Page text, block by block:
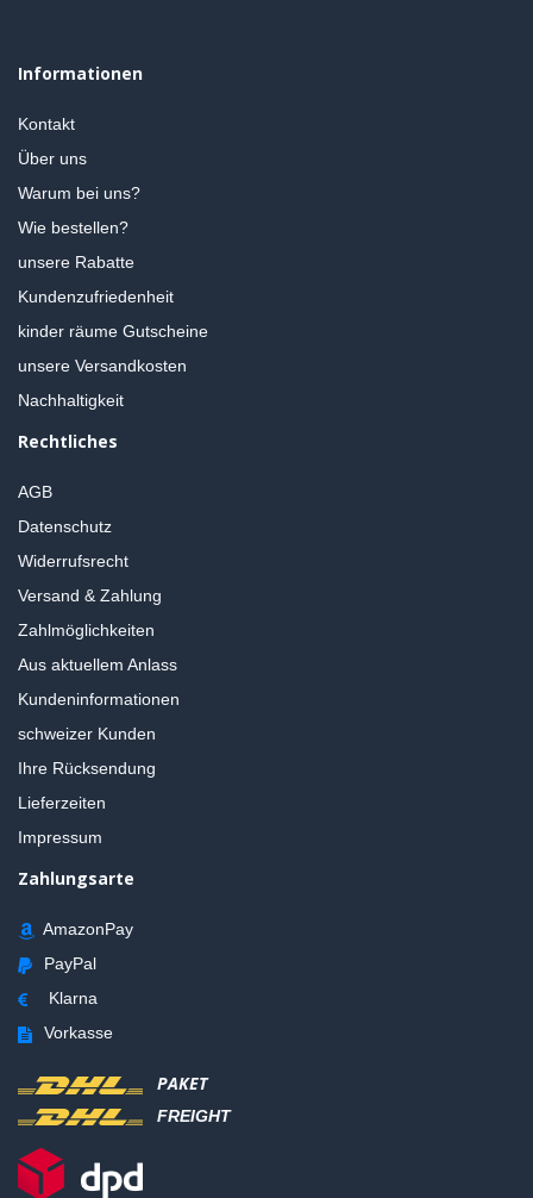
Informationen
Kontakt
Über uns
Warum bei uns?
Wie bestellen?
unsere Rabatte
Kundenzufriedenheit
kinder räume Gutscheine
unsere Versandkosten
Nachhaltigkeit
Rechtliches
AGB
Datenschutz
Widerrufsrecht
Versand & Zahlung
Zahlmöglichkeiten
Aus aktuellem Anlass
Kundeninformationen
schweizer Kunden
Ihre Rücksendung
Lieferzeiten
Impressum
Zahlungsarte
AmazonPay
PayPal
Klarna
Vorkasse
PAKET
FREIGHT